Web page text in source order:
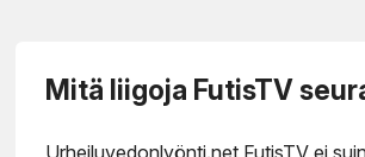
Mitä liigoja FutisTV